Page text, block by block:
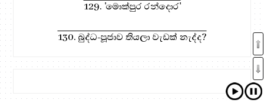
129. 'මොක්පුර රන්දොර'
130. බුද්ධ-පූජාව තියලා වැඩක් නැද්ද?